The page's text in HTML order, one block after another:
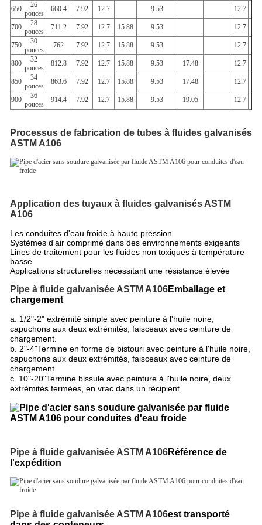
650
26
pouces
660.4 7.92 12.7 9.53 12.7
700
28
pouces
711.2 7.92 12.7 15.88 9.53 12.7
750
30
pouces
762 7.92 12.7 15.88 9.53 12.7
800
32
pouces
812.8 7.92 12.7 15.88 9.53 17.48 12.7
850
34
pouces
863.6 7.92 12.7 15.88 9.53 17.48 12.7
900
36
pouces
914.4 7.92 12.7 15.88 9.53 19.05 12.7
Processus de fabrication de tubes à fluides galvanisés
ASTM A106
Application des tuyaux à fluides galvanisés ASTM
A106
Les conduites d'eau froide à haute pression
Systèmes d'air comprimé dans des environnements exigeants
Lines de traitement pour les fluides non toxiques à température
basse
Applications structurelles nécessitant une résistance élevée
Pipe à fluide galvanisée ASTM A106Emballage et
chargement
a. 1/2"-2" extrémité simple avec peinture à l'huile noire,
capuchons aux deux extrémités, faisceaux avec ceinture de
chargement.
b. 2"-4"Termine en forme de bistouri avec peinture à l'huile noire,
capuchons aux deux extrémités, faisceaux avec ceinture de
chargement.
c. 10"-20"Termine bissule avec peinture à l'huile noire, deux
extrémités fermées, en vrac dans un récipient.
Pipe à fluide galvanisée ASTM A106Référence de
l'expédition
Pipe à fluide galvanisée ASTM A106est transporté